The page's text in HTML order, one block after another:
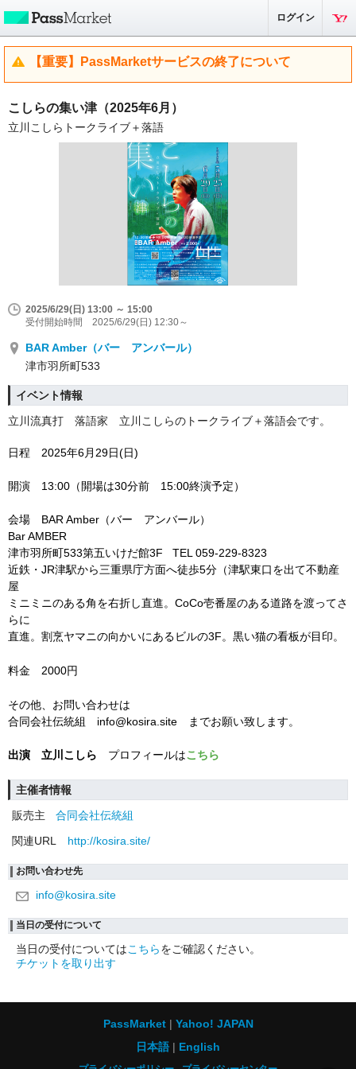
ログイン
【重要】PassMarketサービスの終了について
こしらの集い津（2025年6月）
立川こしらトークライブ＋落語
2025/6/29(日) 13:00 ～ 15:00
受付開始時間 2025/6/29(日) 12:30～
BAR Amber（バー アンバール）
津市羽所町533
イベント情報
立川流真打 落語家 立川こしらのトークライブ＋落語会です。
日程 2025年6月29日(日)
開演 13:00（開場は30分前 15:00終演予定）
会場 BAR Amber（バー アンバール）
Bar AMBER
津市羽所町533第五いけだ館3F TEL 059-229-8323
近鉄・JR津駅から三重県庁方面へ徒歩5分（津駅東口を出て不動産
屋
ミニミニのある角を右折し直進。CoCo壱番屋のある道路を渡ってさ
らに
直進。割烹ヤマニの向かいにあるビルの3F。黒い猫の看板が目印。
料金 2000円
その他、お問い合わせは
合同会社伝統組 info@kosira.site までお願い致します。
出演 立川こしら プロフィールはこちら
主催者情報
販売主
合同会社伝統組
関連URL
http://kosira.site/
お問い合わせ先
info@kosira.site
当日の受付について
当日の受付についてはこちらをご確認ください。
チケットを取り出す
PassMarket
Yahoo! JAPAN
日本語
English